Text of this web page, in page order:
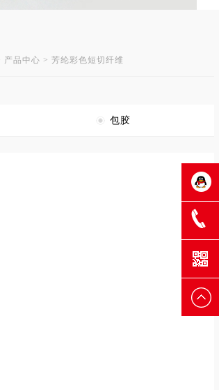
产品中心 > 芳纶彩色短切纤维
包胶
sanmau
0769-